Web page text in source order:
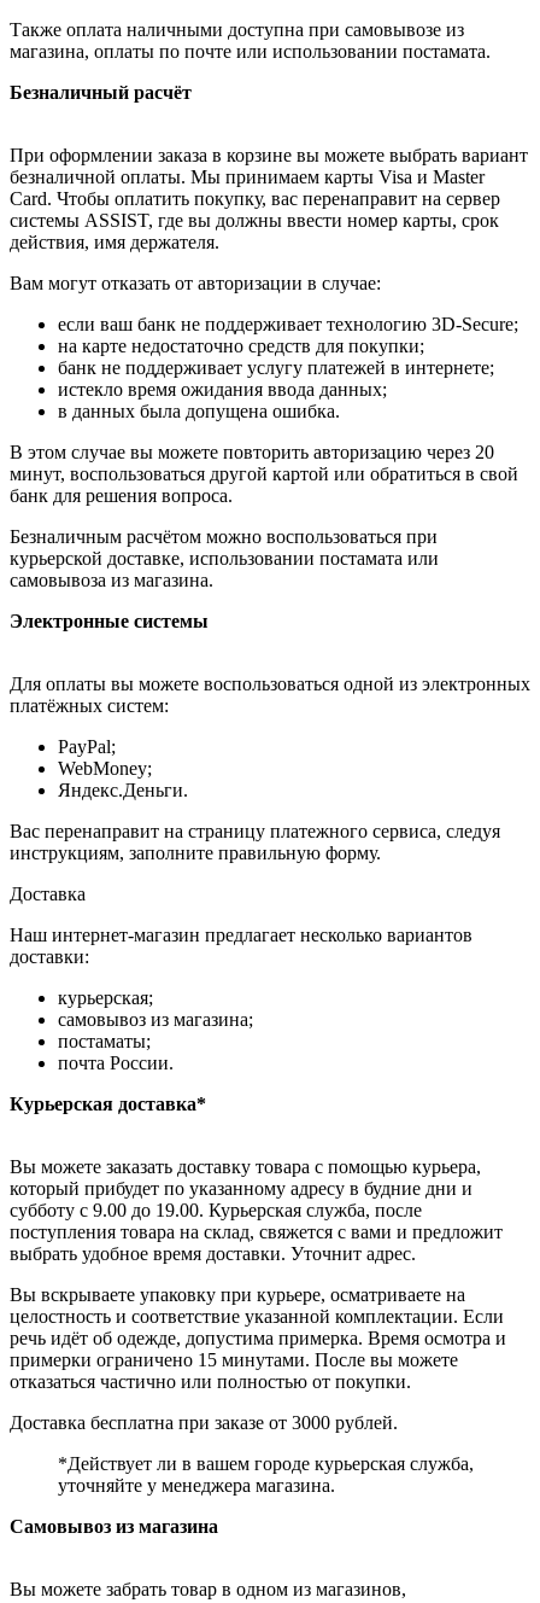
Также оплата наличными доступна при самовывозе из
магазина, оплаты по почте или использовании постамата.
Безналичный расчёт
При оформлении заказа в корзине вы можете выбрать вариант
безналичной оплаты. Мы принимаем карты Visa и Master
Card. Чтобы оплатить покупку, вас перенаправит на сервер
системы ASSIST, где вы должны ввести номер карты, срок
действия, имя держателя.
Вам могут отказать от авторизации в случае:
если ваш банк не поддерживает технологию 3D-Secure;
на карте недостаточно средств для покупки;
банк не поддерживает услугу платежей в интернете;
истекло время ожидания ввода данных;
в данных была допущена ошибка.
В этом случае вы можете повторить авторизацию через 20
минут, воспользоваться другой картой или обратиться в свой
банк для решения вопроса.
Безналичным расчётом можно воспользоваться при
курьерской доставке, использовании постамата или
самовывоза из магазина.
Электронные системы
Для оплаты вы можете воспользоваться одной из электронных
платёжных систем:
PayPal;
WebMoney;
Яндекс.Деньги.
Вас перенаправит на страницу платежного сервиса, следуя
инструкциям, заполните правильную форму.
Доставка
Наш интернет-магазин предлагает несколько вариантов
доставки:
курьерская;
самовывоз из магазина;
постаматы;
почта России.
Курьерская доставка*
Вы можете заказать доставку товара с помощью курьера,
который прибудет по указанному адресу в будние дни и
субботу с 9.00 до 19.00. Курьерская служба, после
поступления товара на склад, свяжется с вами и предложит
выбрать удобное время доставки. Уточнит адрес.
Вы вскрываете упаковку при курьере, осматриваете на
целостность и соответствие указанной комплектации. Если
речь идёт об одежде, допустима примерка. Время осмотра и
примерки ограничено 15 минутами. После вы можете
отказаться частично или полностью от покупки.
Доставка бесплатна при заказе от 3000 рублей.
*Действует ли в вашем городе курьерская служба,
уточняйте у менеджера магазина.
Самовывоз из магазина
Вы можете забрать товар в одном из магазинов,